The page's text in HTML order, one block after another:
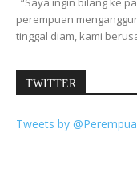
perempuan
tinggal diam, kami
TWITTER
Tweets by